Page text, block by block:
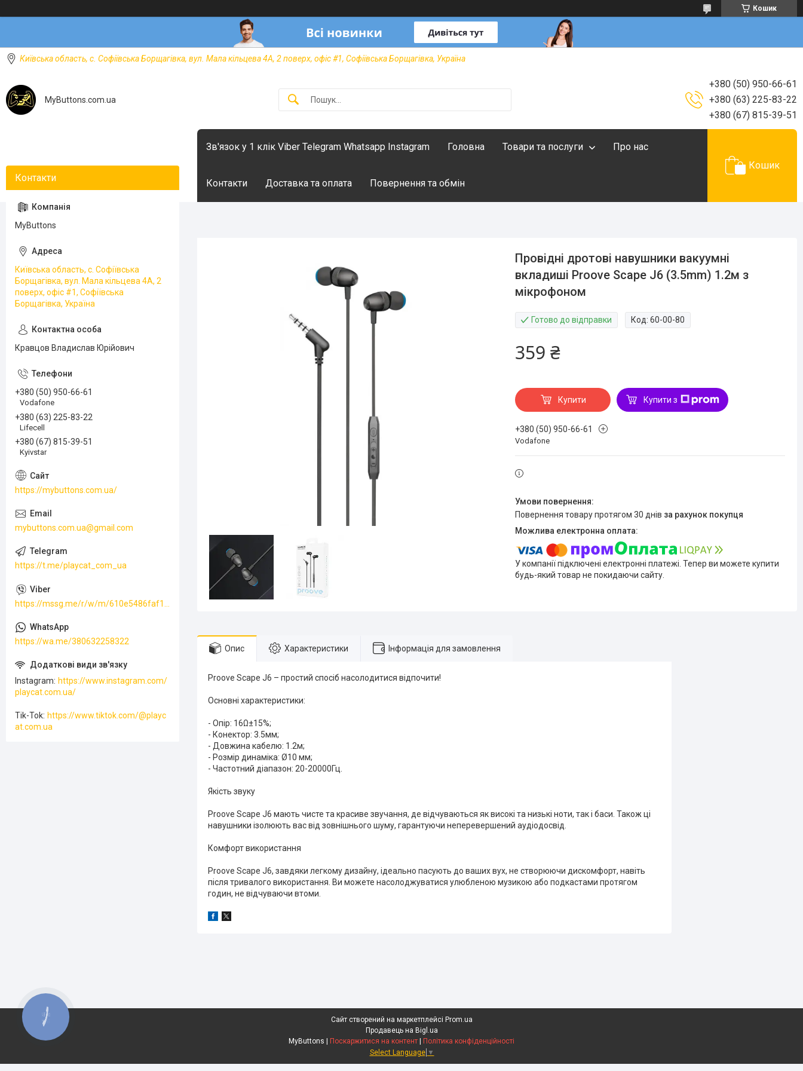
Кошик
Київська область, с. Софіївська Борщагівка, вул. Мала кільцева 4А, 2 поверх, офіс #1, Софіївська Борщагівка, Україна
MyButtons.com.ua
+380 (50) 950-66-61
+380 (63) 225-83-22
+380 (67) 815-39-51
Зв'язок у 1 клік Viber Telegram Whatsapp Instagram Головна Товари та послуги Про нас
Контакти Доставка та оплата Повернення та обмін
Кошик
Провідні дротові навушники вакуумні
вкладиші Proove Scape J6 (3.5mm) 1.2м з
мікрофоном
Готово до відправки Код:60-00-80
359 ₴
Купити Купити з
+380 (50) 950-66-61
Vodafone
повернення товару протягом 30 днів за рахунок покупця
У компанії підключені електронні платежі. Тепер ви можете купити
будь-який товар не покидаючи сайту.
Опис Характеристики Інформація для замовлення
Proove Scape J6 – простий спосіб насолодитися відпочити!
Основні характеристики:
- Опір: 16Ω±15%;
- Конектор: 3.5мм;
- Довжина кабелю: 1.2м;
- Розмір динаміка: Ø10 мм;
- Частотний діапазон: 20-20000Гц.
Якість звуку
Proove Scape J6 мають чисте та красиве звучання, де відчуваються як високі та низькі ноти, так і баси. Також ці
навушники ізолюють вас від зовнішнього шуму, гарантуючи неперевершений аудіодосвід.
Комфорт використання
Proove Scape J6, завдяки легкому дизайну, ідеально пасують до ваших вух, не створюючи дискомфорт, навіть
після тривалого використання. Ви можете насолоджуватися улюбленою музикою або подкастами протягом
годин, не відчуваючи втоми.
MyButtons
Київська область, с. Софіївська
Борщагівка, вул. Мала кільцева 4А, 2
поверх, офіс #1, Софіївська
Борщагівка, Україна
Кравцов Владислав Юрійович
+380 (50) 950-66-61
Vodafone
+380 (63) 225-83-22
Lifecell
+380 (67) 815-39-51
Kyivstar
https://mybuttons.com.ua/
mybuttons.com.ua@gmail.com
https://t.me/playcat_com_ua
https://mssg.me/r/w/m/610e5486faf13f001ffc23dc
https://wa.me/380632258322
Instagram
https://www.instagram.com/
playcat.com.ua/
Tik-Tok https://www.tiktok.com/@playc
at.com.ua
Сайт створений на маркетплейсі Prom.ua
Продавець на Bigl.ua
Поскаржитися на контент
Політика конфіденційності
Select Language ▼
КНОПКА
ЗВ'ЯЗКУ